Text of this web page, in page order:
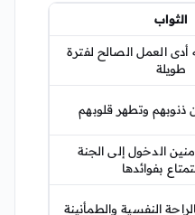
الثواب
العمل الصالح لفترة
طويلة
ذنوبهم وتطهر قلوبهم
الدخول إلى الجنة
بفوائدها
النفسية والطمأنينة